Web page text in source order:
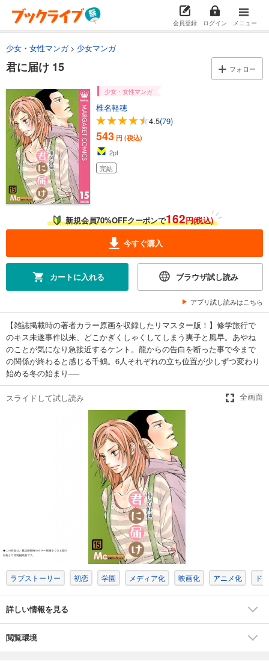
会員登録 ログイン メニュー
少女・女性マンガ 少女マンガ
君に届け 15 フォロー
少女・女性マンガ
椎名軽穂
4.5(79)
543 円 (税込)
2pt
完結
新規会員70%OFFクーポンで162円(税込)
今すぐ購入
カートに入れる ブラウザ試し読み
アプリ試し読みはこちら
【雑誌掲載時の著者カラー原画を収録したリマスター版！】修学旅行で
のキス未遂事件以来、どこかぎくしゃくしてしまう爽子と風早。あやね
のことが気になり急接近するケント。龍からの告白を断った事で今まで
の関係が終わると感じる千鶴。6人それぞれの立ち位置が少しずつ変わり
始める冬の始まり──
スライドして試し読み 全画面
ラブストーリー 初恋 学園 メディア化 映画化 アニメ化 ド
詳しい情報を見る
閲覧環境
完結
試し読み
君に届け 3
完結
あらすじを表示する
君に届け 4
543
円 (税込)
完結
試し読み
君に届け 6
543円 (税込)
完結
カート
あらすじを表示する
君に届け 7
円 (税込)
あらすじを表示する
君に届け 8
あらすじを表示する
君に届け 9
543円 (税込)
完結
カート
試し読み